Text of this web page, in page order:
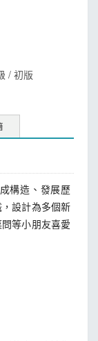
/ 初版
構造、發展歷
設計為多個新
等小朋友喜愛